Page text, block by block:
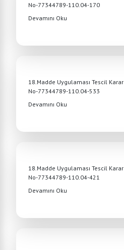
No-77344789-110.04-170
Devamını Oku
18.Madde Uygulaması Tescil Karar
No-77344789-110.04-533
Devamını Oku
18.Madde Uygulaması Tescil Karar
No-77344789-110.04-421
Devamını Oku